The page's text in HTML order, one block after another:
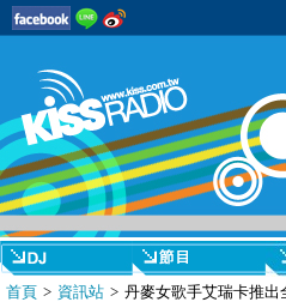
首頁 > 資訊站 > 丹麥女歌手艾瑞卡推出